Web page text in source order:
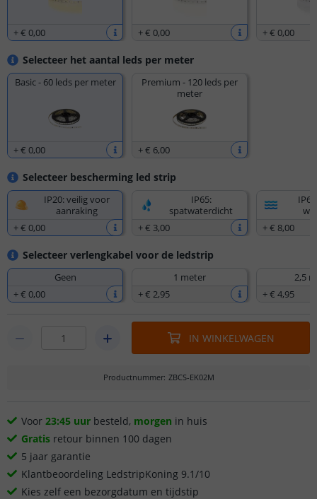
+€ 0,00 +€ 0,00 +€ 0,00
Selecteer het aantal leds per meter
Basic - 60 leds per meter
+€ 0,00
Premium - 120 leds per
meter
+€ 6,00
Selecteer bescherming led strip
IP20: veilig voor
aanraking
+€ 0,00
IP65:
spatwaterdicht
+€ 3,00
+€ 8,00
Selecteer verlengkabel voor de ledstrip
Geen
+€ 0,00
1 meter
+€ 2,95
2,5
+€ 4,95
IN WINKELWAGEN
Productnummer: ZBCS-EK02M
Voor 23:45 uur besteld, morgen in huis
Gratis retour binnen 100 dagen
5 jaar garantie
Klantbeoordeling LedstripKoning 9.1/10
Kies zelf een bezorgdatum en tijdstip